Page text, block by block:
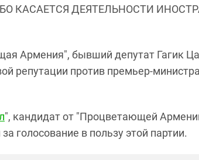
КАСАЕТСЯ ДЕЯТЕЛЬНОСТИ
Армения", бывший депутат Гагик
репутации против премьер-
", кандидат от "Процветающей
голосование в пользу этой партии.